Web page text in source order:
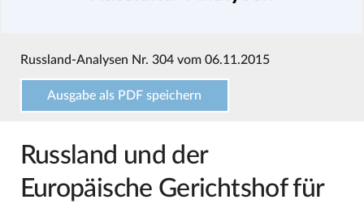
Russland-Analysen Nr. 304 vom 06.11.2015
Ausgabe als PDF speichern
Russland und der
Europäische Gerichtshof für